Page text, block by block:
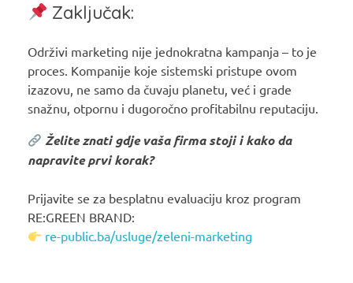
Zaključak:
Održivi marketing nije jednokratna kampanja – to je
proces. Kompanije koje sistemski pristupe ovom
izazovu, ne samo da čuvaju planetu, već i grade
snažnu, otpornu i dugoročno profitabilnu reputaciju.
Želite znati gdje vaša firma stoji i kako da
napravite prvi korak?
Prijavite se za besplatnu evaluaciju kroz program
RE:GREEN BRAND:
re-public.ba/usluge/zeleni-marketing